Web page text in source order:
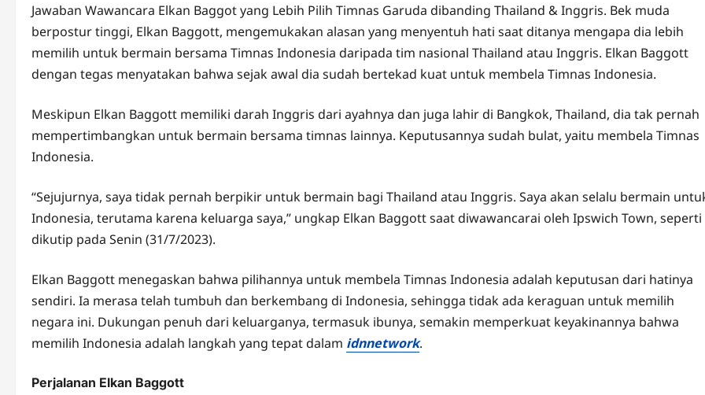
Jawaban Wawancara Elkan Baggot yang Lebih Pilih Timnas Garuda dibanding Thailand & Inggris. Bek muda
berpostur tinggi, Elkan Baggott, mengemukakan alasan yang menyentuh hati saat ditanya mengapa dia lebih
memilih untuk bermain bersama Timnas Indonesia daripada tim nasional Thailand atau Inggris. Elkan Baggott
dengan tegas menyatakan bahwa sejak awal dia sudah bertekad kuat untuk membela Timnas Indonesia.
Meskipun Elkan Baggott memiliki darah Inggris dari ayahnya dan juga lahir di Bangkok, Thailand, dia tak pernah
mempertimbangkan untuk bermain bersama timnas lainnya. Keputusannya sudah bulat, yaitu membela Timnas
Indonesia.
“Sejujurnya, saya tidak pernah berpikir untuk bermain bagi Thailand atau Inggris. Saya akan selalu bermain
Indonesia, terutama karena keluarga saya,” ungkap Elkan Baggott saat diwawancarai oleh Ipswich Town, seperti
dikutip pada Senin (31/7/2023).
Elkan Baggott menegaskan bahwa pilihannya untuk membela Timnas Indonesia adalah keputusan dari hatinya
sendiri. Ia merasa telah tumbuh dan berkembang di Indonesia, sehingga tidak ada keraguan untuk memilih
negara ini. Dukungan penuh dari keluarganya, termasuk ibunya, semakin memperkuat keyakinannya bahwa
memilih Indonesia adalah langkah yang tepat dalam idnnetwork.
Perjalanan Elkan Baggott